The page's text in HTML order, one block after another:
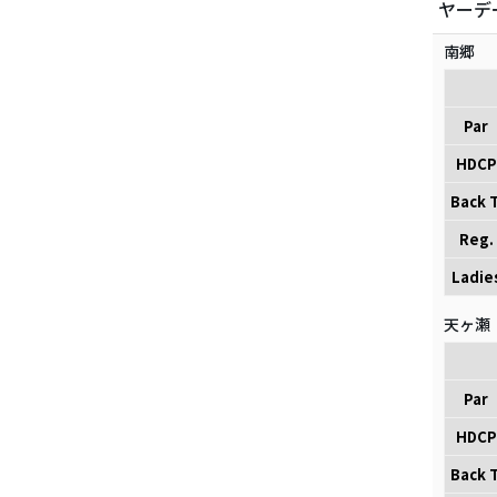
ヤーデ
南郷
Par
HDCP
Back
Reg.
天ヶ瀬
Par
HDCP
Back